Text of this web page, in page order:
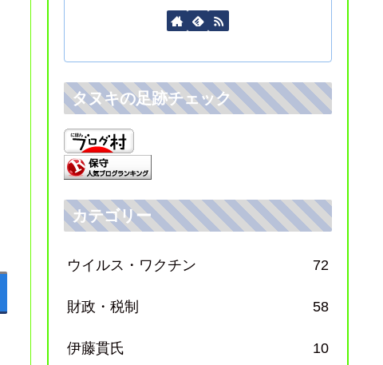
タヌキの足跡チェック
カテゴリー
ウイルス・ワクチン 72
財政・税制 58
伊藤貫氏 10